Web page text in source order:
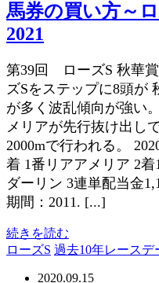
馬券の買い方～
2021
第39回 ローズS 秋華
ズSをステップに8頭が
が多く波乱傾向が強い
メリアが先行抜け出し
2000mで行われる。
着 1番リアアメリア 2
ダーリン 3連単配当金
期間：2011. [...]
続きを読む
ローズS 過去10年レースデ
2020.09.15